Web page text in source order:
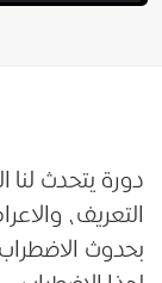
العلاج
دورة يتحدث لنا
التعريف،
بحدوث